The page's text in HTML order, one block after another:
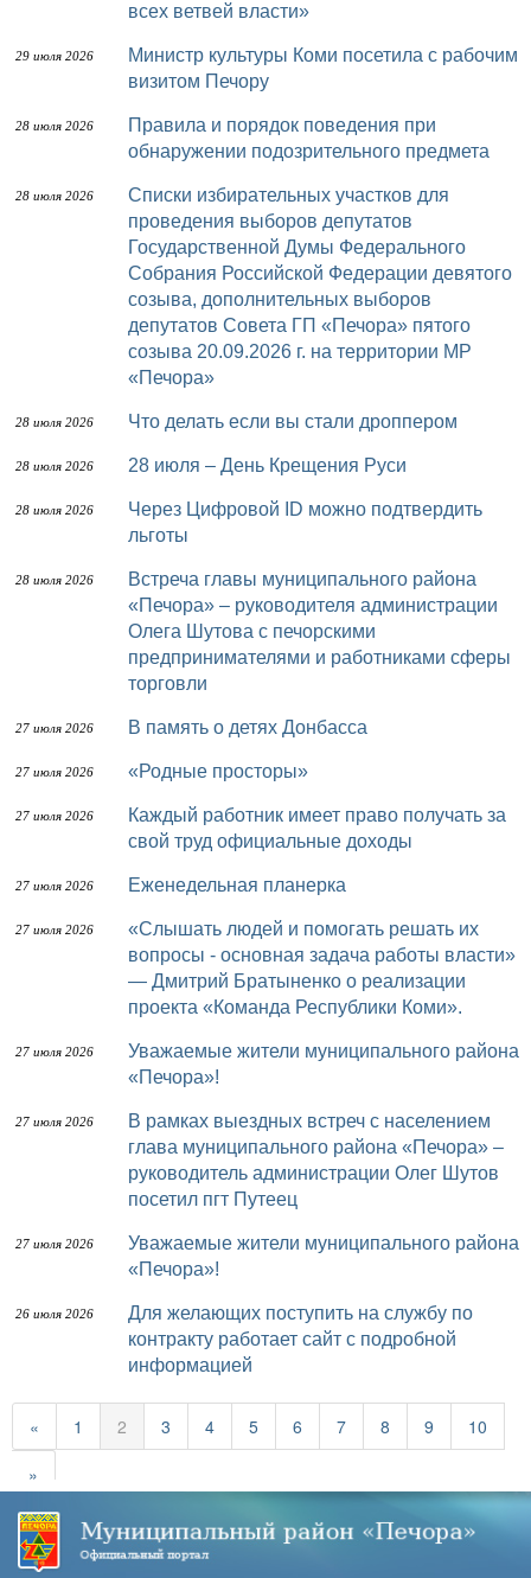
всех ветвей власти»
29 июля 2026
Министр культуры Коми посетила с рабочим
визитом Печору
28 июля 2026
Правила и порядок поведения при
обнаружении подозрительного предмета
28 июля 2026
Списки избирательных участков для
проведения выборов депутатов
Государственной Думы Федерального
Собрания Российской Федерации девятого
созыва, дополнительных выборов
депутатов Совета ГП «Печора» пятого
созыва 20.09.2026 г. на территории МР
«Печора»
28 июля 2026 Что делать если вы стали дроппером
28 июля 2026 28 июля – День Крещения Руси
28 июля 2026
Через Цифровой ID можно подтвердить
льготы
28 июля 2026
Встреча главы муниципального района
«Печора» – руководителя администрации
Олега Шутова с печорскими
предпринимателями и работниками сферы
торговли
27 июля 2026 В память о детях Донбасса
27 июля 2026 «Родные просторы»
27 июля 2026
Каждый работник имеет право получать за
свой труд официальные доходы
27 июля 2026 Еженедельная планерка
27 июля 2026
«Слышать людей и помогать решать их
вопросы - основная задача работы власти»
— Дмитрий Братыненко о реализации
проекта «Команда Республики Коми».
27 июля 2026
Уважаемые жители муниципального района
«Печора»!
27 июля 2026
В рамках выездных встреч с населением
глава муниципального района «Печора» –
руководитель администрации Олег Шутов
посетил пгт Путеец
27 июля 2026
Уважаемые жители муниципального района
«Печора»!
26 июля 2026
Для желающих поступить на службу по
контракту работает сайт с подробной
информацией
« 1 2 3 4 5 6 7 8 9
10
»